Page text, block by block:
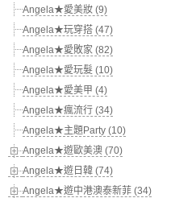
Angela★愛美妝 (9)
Angela★玩穿搭 (47)
Angela★愛敗家 (82)
Angela★愛玩髮 (10)
Angela★愛美甲 (4)
Angela★瘋流行 (34)
Angela★主題Party (10)
Angela★遊歐美澳 (70)
Angela★遊日韓 (74)
Angela★遊中港澳泰新菲 (34)